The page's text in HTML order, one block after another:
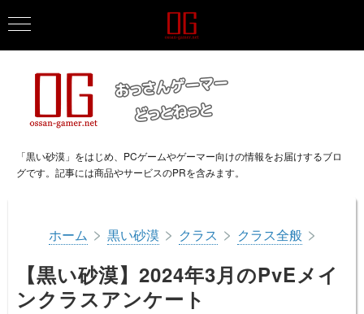
「黒い砂漠」をはじめ、PCゲームやゲーマー向けの情報をお届けするブロ
グです。記事には商品やサービスのPRを含みます。
ホーム > 黒い砂漠 > クラス > クラス全般 >
【黒い砂漠】2024年3月のPvEメイ
ンクラスアンケート